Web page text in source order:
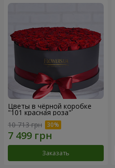
Цветы в чёрной коробке
"101 красная роза"
10 713 грн
Заказать